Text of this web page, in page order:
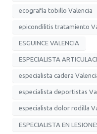
ecografía tobillo Valencia
epicondilitis tratamiento
ESGUINCE VALENCIA
ESPECIALISTA
especialista cadera
especialista deportistas
especialista dolor rodilla
ESPECIALISTA EN